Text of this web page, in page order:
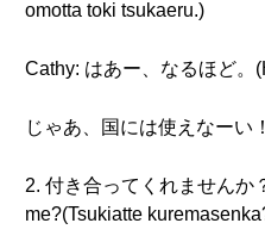
omotta toki tsukaeru.)
Cathy: はあー、なるほど。
じゃあ、国には使えなーい
2. 付き合ってくれません
me?(Tsukiatte